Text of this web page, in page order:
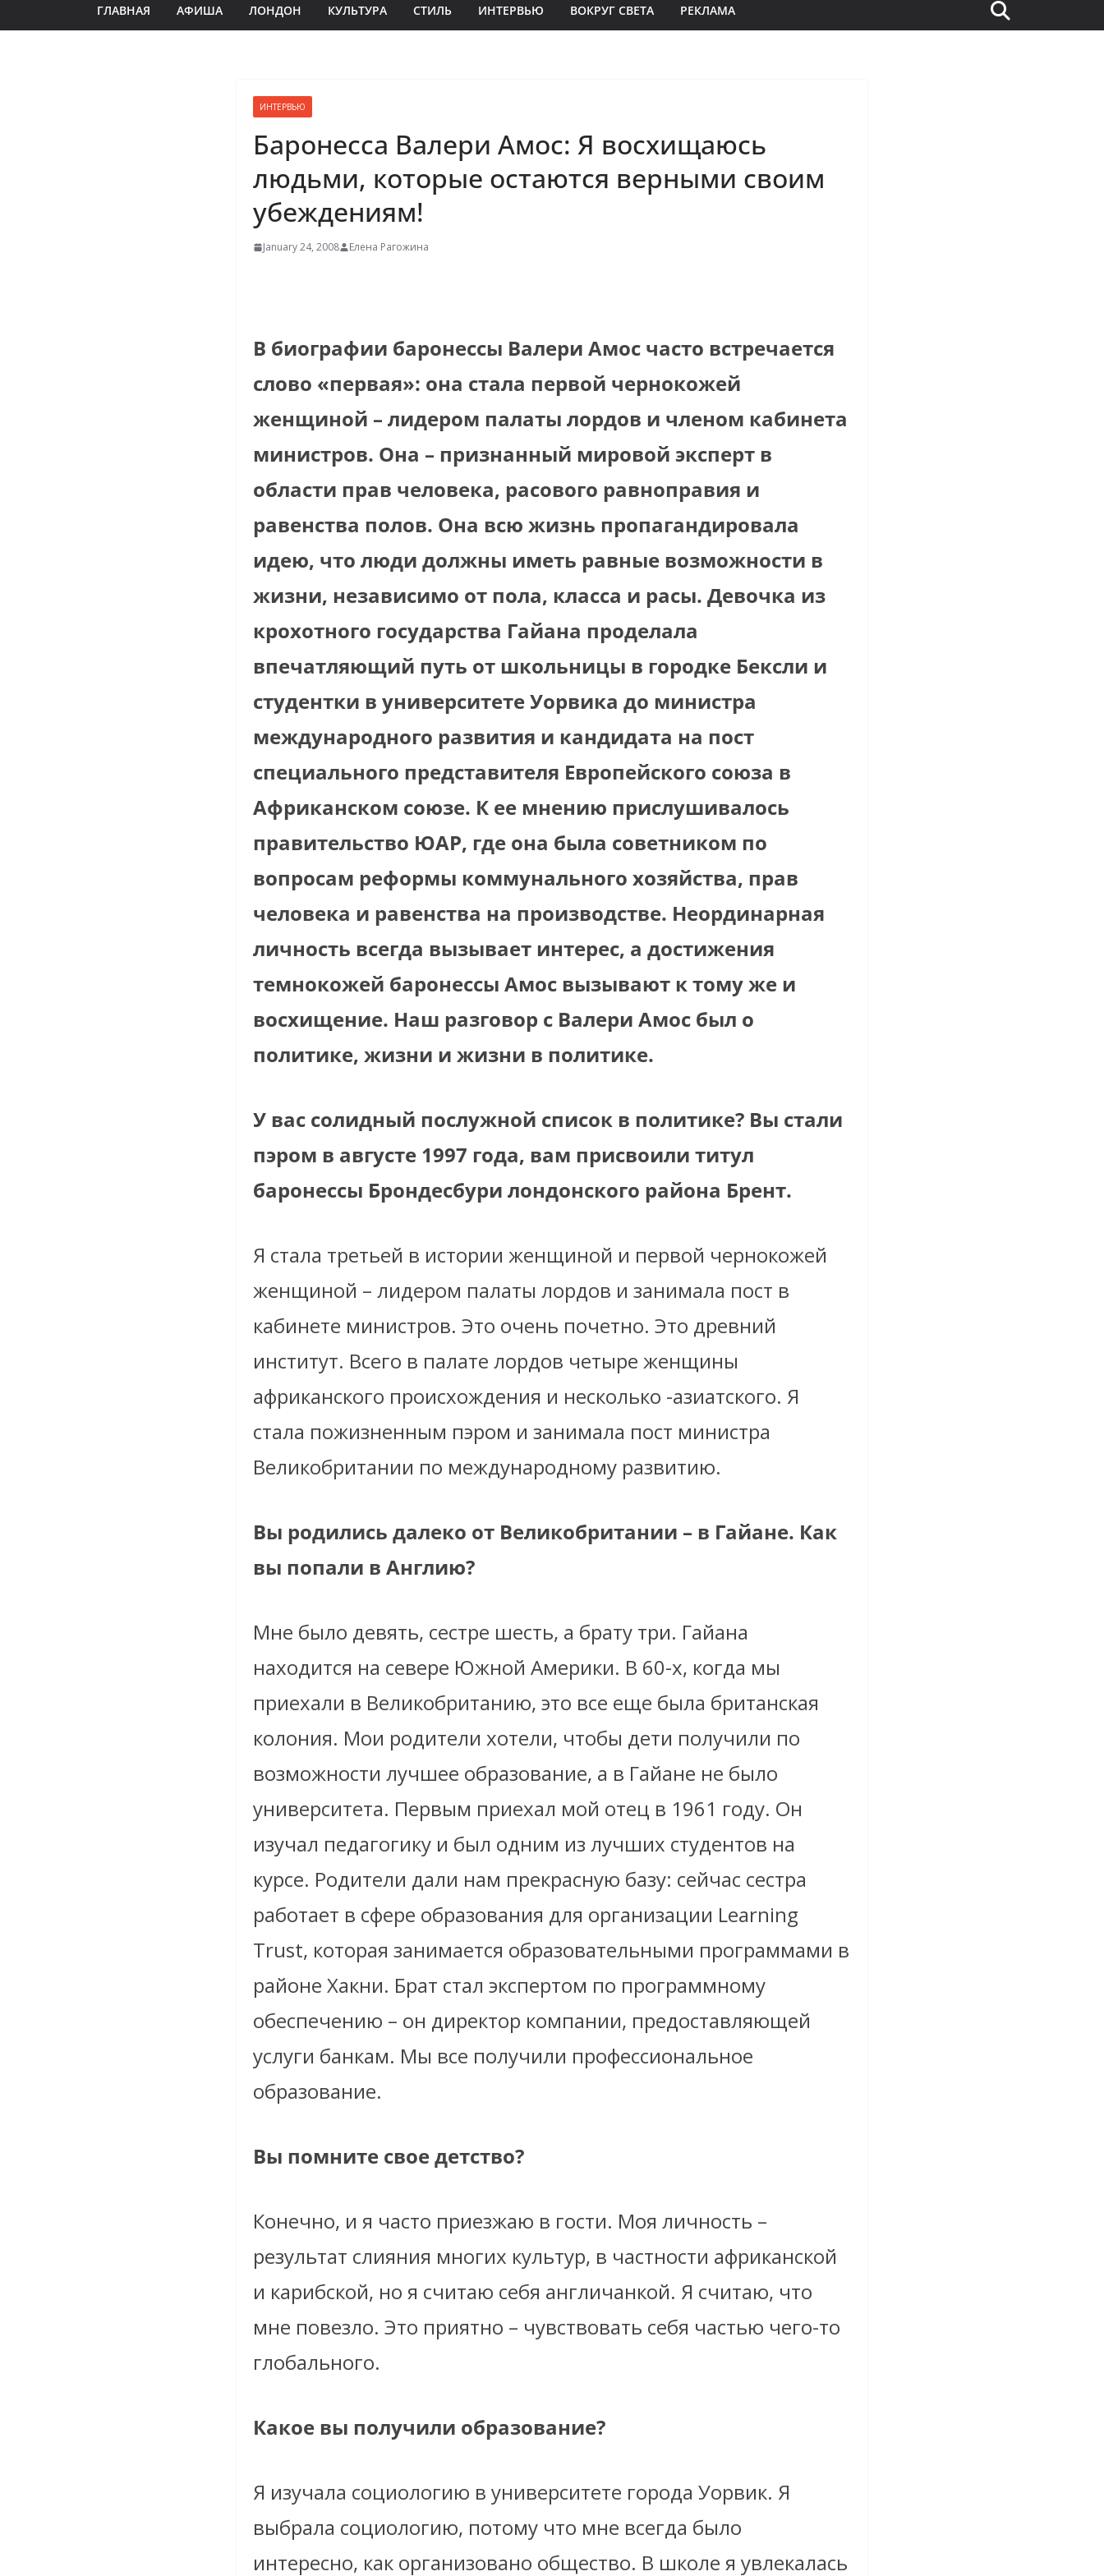
ГЛАВНАЯ АФИША ЛОНДОН КУЛЬТУРА СТИЛЬ ИНТЕРВЬЮ ВОКРУГ СВЕТА РЕКЛАМА
ИНТЕРВЬЮ
Баронесса Валери Амос: Я восхищаюсь
людьми, которые остаются верными своим
убеждениям!
January 24, 2008 Елена Рагожина
В биографии баронессы Валери Амос часто встречается
слово «первая»: она стала первой чернокожей
женщиной – лидером палаты лордов и членом кабинета
министров. Она – признанный мировой эксперт в
области прав человека, расового равноправия и
равенства полов. Она всю жизнь пропагандировала
идею, что люди должны иметь равные возможности в
жизни, независимо от пола, класса и расы. Девочка из
крохотного государства Гайана проделала
впечатляющий путь от школьницы в городке Бексли и
студентки в университете Уорвика до министра
международного развития и кандидата на пост
специального представителя Европейского союза в
Африканском союзе. К ее мнению прислушивалось
правительство ЮАР, где она была советником по
вопросам реформы коммунального хозяйства, прав
человека и равенства на производстве. Неординарная
личность всегда вызывает интерес, а достижения
темнокожей баронессы Амос вызывают к тому же и
восхищение. Наш разговор с Валери Амос был о
политике, жизни и жизни в политике.
У вас солидный послужной список в политике? Вы стали
пэром в августе 1997 года, вам присвоили титул
баронессы Брондесбури лондонского района Брент.
Я стала третьей в истории женщиной и первой чернокожей
женщиной – лидером палаты лордов и занимала пост в
кабинете министров. Это очень почетно. Это древний
институт. Всего в палате лордов четыре женщины
африканского происхождения и несколько -азиатского. Я
стала пожизненным пэром и занимала пост министра
Великобритании по международному развитию.
Вы родились далеко от Великобритании – в Гайане. Как
вы попали в Англию?
Мне было девять, сестре шесть, а брату три. Гайана
находится на севере Южной Америки. В 60-х, когда мы
приехали в Великобританию, это все еще была британская
колония. Мои родители хотели, чтобы дети получили по
возможности лучшее образование, а в Гайане не было
университета. Первым приехал мой отец в 1961 году. Он
изучал педагогику и был одним из лучших студентов на
курсе. Родители дали нам прекрасную базу: сейчас сестра
работает в сфере образования для организации Learning
Trust, которая занимается образовательными программами в
районе Хакни. Брат стал экспертом по программному
обеспечению – он директор компании, предоставляющей
услуги банкам. Мы все получили профессиональное
образование.
Вы помните свое детство?
Конечно, и я часто приезжаю в гости. Моя личность –
результат слияния многих культур, в частности африканской
и карибской, но я считаю себя англичанкой. Я считаю, что
мне повезло. Это приятно – чувствовать себя частью чего-то
глобального.
Какое вы получили образование?
Я изучала социологию в университете города Уорвик. Я
выбрала социологию, потому что мне всегда было
интересно, как организовано общество. В школе я увлекалась